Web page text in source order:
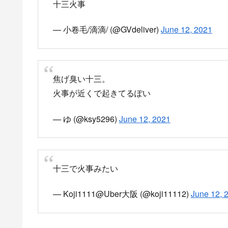
十三火事
— 小卷毛/滴滴/ (@GVdeliver) June 12, 2021
焦げ臭い十三。
火事が近くで起きてるぽい
— ゆ (@ksy5296) June 12, 2021
十三で火事みたい
— Koji1111@Uber大阪 (@koji11112) June 12,